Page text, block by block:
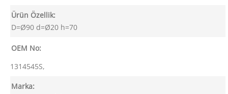
Ürün Özellik:
D=Ø90 d=Ø20 h=70
OEM No:
1314545S,
Marka: